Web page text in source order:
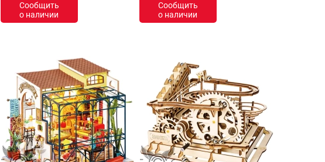
Сообщить
о наличии
Сообщить
о наличии